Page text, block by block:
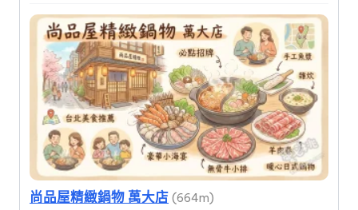
尚品屋精緻鍋物 萬大店 (664m)